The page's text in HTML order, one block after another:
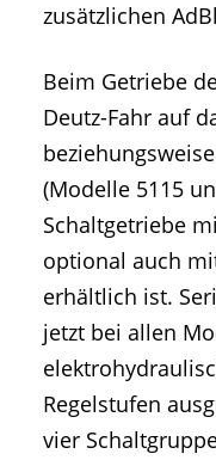
zusätzlichen
Beim Getriebe
Deutz-Fahr auf
(Modelle 5115
Schaltgetriebe
optional auch
erhältlich ist.
jetzt bei allen
Regelstufen
vier